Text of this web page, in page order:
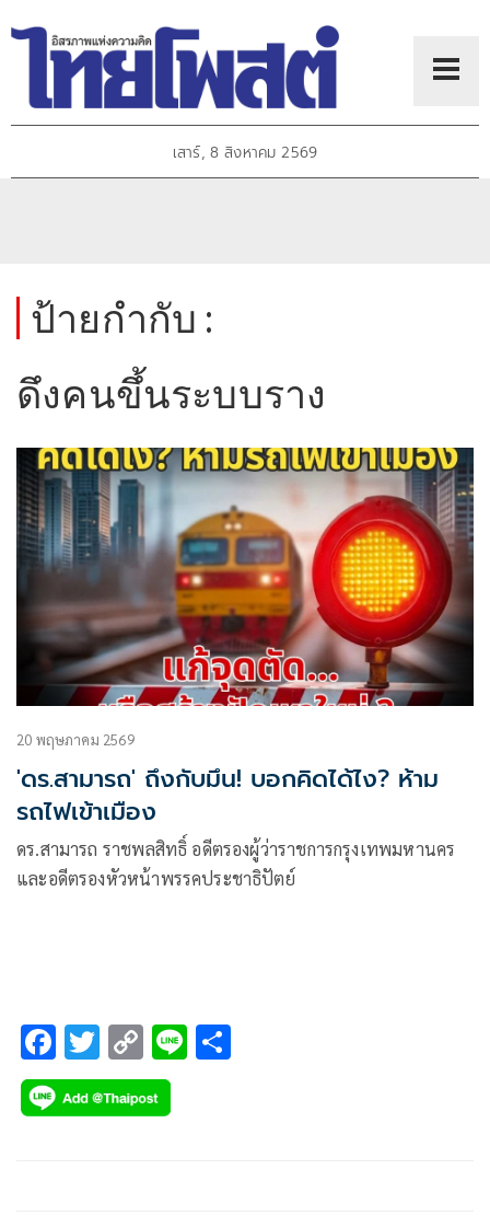
เสาร์, 8 สิงหาคม 2569
ป้ายกำกับ :
ดึงคนขึ้นระบบราง
20 พฤษภาคม 2569
'ดร.สามารถ' ถึงกับมึน! บอกคิดได้ไง? ห้าม
รถไฟเข้าเมือง
ดร.สามารถ ราชพลสิทธิ์ อดีตรองผู้ว่าราชการกรุงเทพมหานคร
และอดีตรองหัวหน้าพรรคประชาธิปัตย์
F
ac
e
T
wi
tt
C
o
p
Li